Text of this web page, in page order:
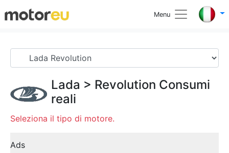
Menu
Lada > Revolution Consumi
reali
Seleziona il tipo di motore.
Ads